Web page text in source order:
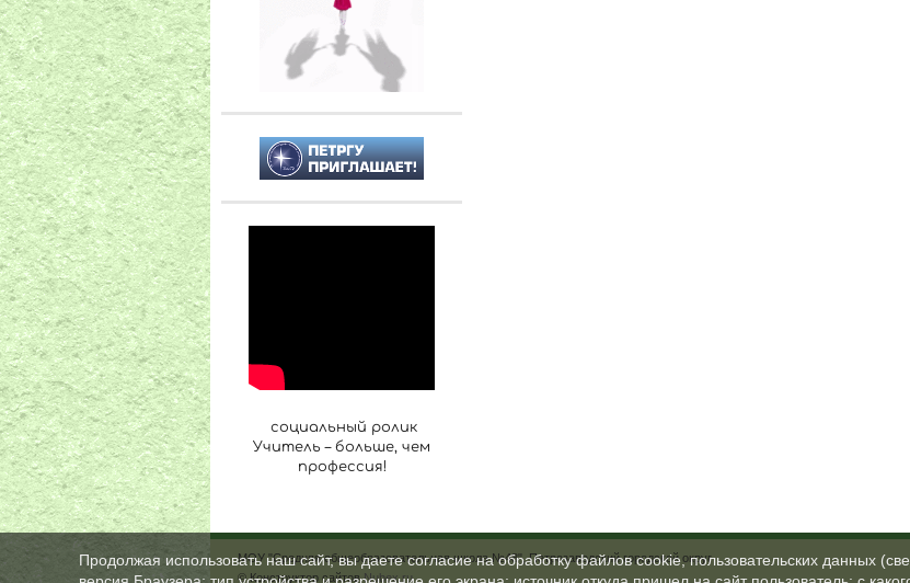
социальный ролик
Учитель – больше, чем
профессия!
МОУ "Средняя общеобразовательная школа №48", Петрозаводский городской округ
© Конструктор сайтовNubex.ru
Продолжая использовать наш сайт, вы даете согласие на обработку файлов cookie, пользовательских данных